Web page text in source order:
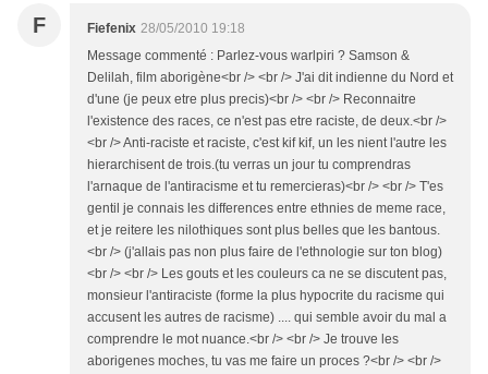
F Fiefenix 28/05/2010 19:18
Message commenté : Parlez-vous warlpiri ? Samson &
Delilah, film aborigène<br /> <br /> J'ai dit indienne du Nord et
d'une (je peux etre plus precis)<br /> <br /> Reconnaitre
l'existence des races, ce n'est pas etre raciste, de deux.<br />
<br /> Anti-raciste et raciste, c'est kif kif, un les nient l'autre les
hierarchisent de trois.(tu verras un jour tu comprendras
l'arnaque de l'antiracisme et tu remercieras)<br /> <br /> T'es
gentil je connais les differences entre ethnies de meme race,
et je reitere les nilothiques sont plus belles que les bantous.
<br /> (j'allais pas non plus faire de l'ethnologie sur ton blog)
<br /> <br /> Les gouts et les couleurs ca ne se discutent pas,
monsieur l'antiraciste (forme la plus hypocrite du racisme qui
accusent les autres de racisme) .... qui semble avoir du mal a
comprendre le mot nuance.<br /> <br /> Je trouve les
aborigenes moches, tu vas me faire un proces ?<br /> <br />